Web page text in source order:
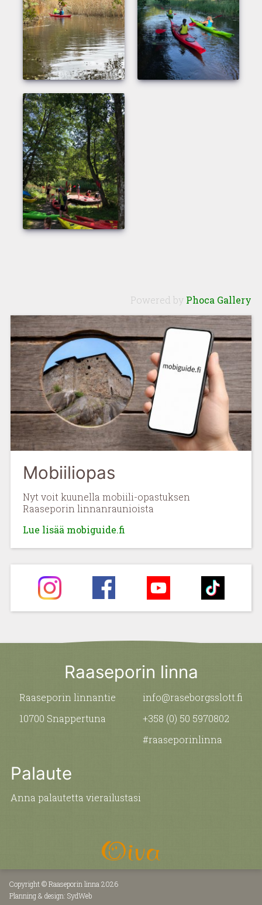
Powered by Phoca Gallery
Mobiiliopas
Nyt voit kuunella mobiili-opastuksen
Raaseporin linnanraunioista
Lue lisää mobiguide.fi
Raaseporin linna
Raaseporin linnantie
10700 Snappertuna
info@raseborgsslott.fi
+358 (0) 50 5970802
#raaseporinlinna
Palaute
Anna palautetta vierailustasi
Copyright © Raaseporin linna 2026
Planning & design: SydWeb